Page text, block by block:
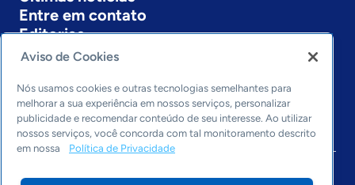
Entre em contato
Editorias
Economia & Política
Inovação & Tecnologia
Cultura empreendedora
Dados
Arquivo
Aviso de Cookies
Nós usamos cookies e outras tecnologias semelhantes para
melhorar a sua experiência em nossos serviços, personalizar
publicidade e recomendar conteúdo de seu interesse. Ao utilizar
nossos serviços, você concorda com tal monitoramento descrito
em nossa
Política de Privacidade